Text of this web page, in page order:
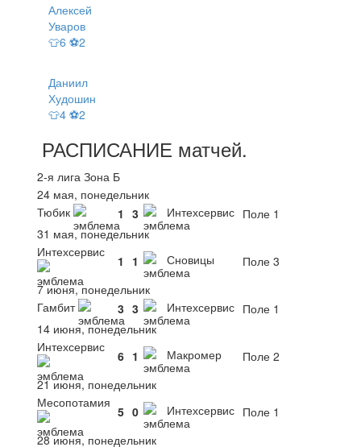
Алексей
Уваров
👕6 ⚽2
Даниил
Худошин
👕4 ⚽2
РАСПИСАНИЕ матчей.
2-я лига Зона Б
24 мая, понедельник
Тюбик
1 3 Интехсервис Поле 1
31 мая, понедельник
Интехсервис
1 1 Сновицы
Поле 3
7 июня, понедельник
Гамбит
3 3 Интехсервис Поле 1
14 июня, понедельник
Интехсервис
6 1 Макромер
Поле 2
21 июня, понедельник
Месопотамия
5 0 Интехсервис Поле 1
28 июня, понедельник